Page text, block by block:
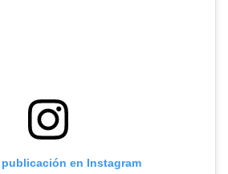
publicación en Instagram